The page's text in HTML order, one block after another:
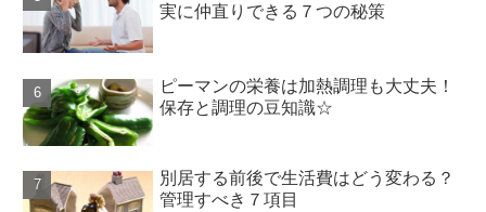
実に仲直りできる７つの秘策
ピーマンの栄養は加熱調理も大丈夫！
保存と調理の豆知識☆
別居する前後で生活費はどう変わる？
管理すべき７項目